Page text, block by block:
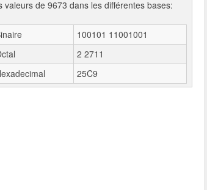
valeurs de 9673 dans les différentes bases:
100101 11001001
2 2711
25C9